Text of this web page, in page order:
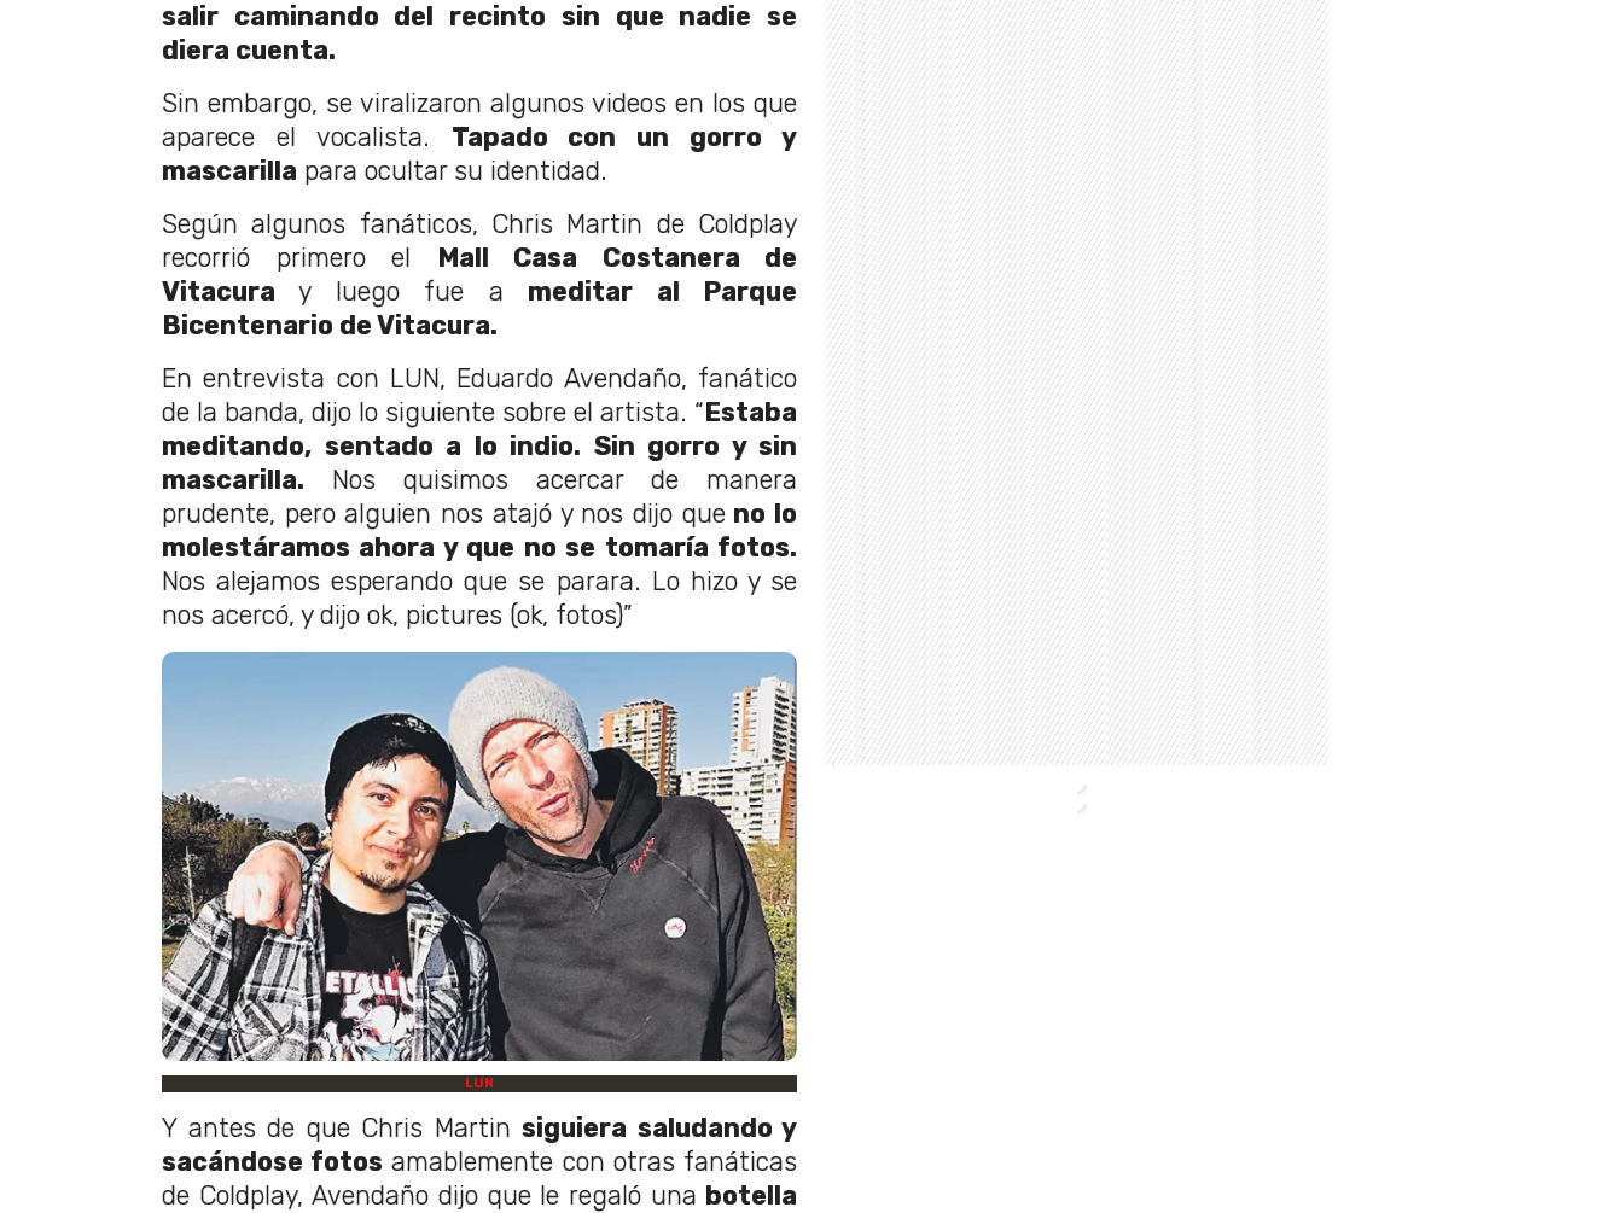
salir caminando del recinto sin que nadie se
diera cuenta.
Sin embargo, se viralizaron algunos videos en los que
aparece el vocalista. Tapado con un gorro y
mascarilla para ocultar su identidad.
Según algunos fanáticos, Chris Martin de Coldplay
recorrió primero el Mall Casa Costanera de
Vitacura y luego fue a meditar al Parque
Bicentenario de Vitacura.
En entrevista con LUN, Eduardo Avendaño, fanático
de la banda, dijo lo siguiente sobre el artista. “Estaba
meditando, sentado a lo indio. Sin gorro y sin
mascarilla. Nos quisimos acercar de manera
prudente, pero alguien nos atajó y nos dijo queno lo
molestáramos ahora y que no se tomaría fotos.
Nos alejamos esperando que se parara. Lo hizo y se
nos acercó, y dijo ok, pictures (ok, fotos)”
LUN
Y antes de que Chris Martin siguiera saludando y
sacándose fotos amablemente con otras fanáticas
de Coldplay, Avendaño dijo que le regaló una botella